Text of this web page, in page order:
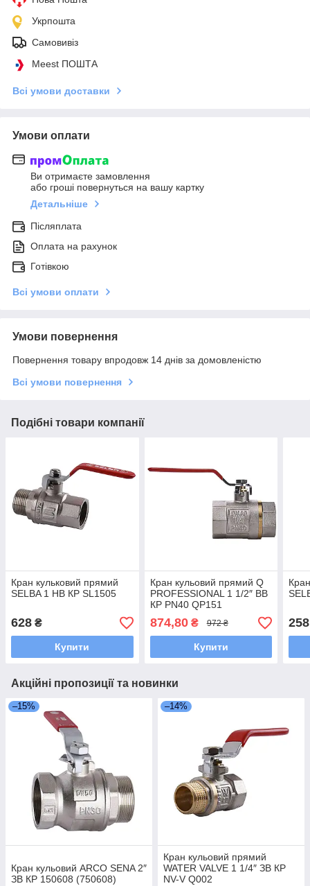
Укрпошта
Самовивіз
Meest ПОШТА
Всі умови доставки
Умови оплати
Ви отримаєте замовлення
або гроші повернуться на вашу картку
Детальніше
Післяплата
Оплата на рахунок
Готівкою
Всі умови оплати
Умови повернення
Повернення товару впродовж 14 днів за домовленістю
Всі умови повернення
Подібні товари компанії
Кран кульковий прямий
SELBA 1 НВ КР SL1505
628 ₴
Купити
Кран кульовий прямий Q
PROFESSIONAL 1 1/2″ ВВ
КР PN40 QP151
874,80₴ 972 ₴
Купити
258
Акційні пропозиції та новинки
–15%
Кран кульовий ARCO SENA 2″
ЗВ КР 150608 (750608)
–14%
Кран кульовий прямий
WATER VALVE 1 1/4″ ЗВ КP
NV-V Q002